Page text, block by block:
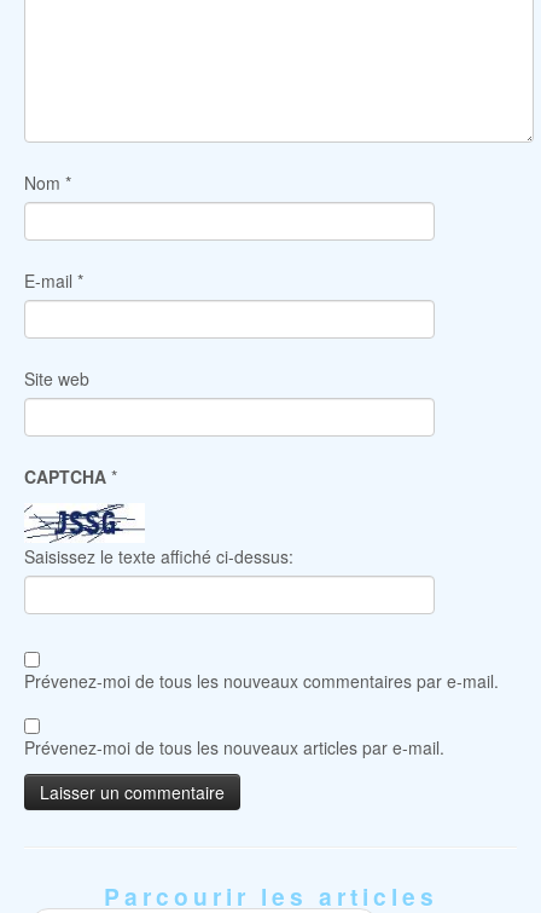
Nom *
E-mail *
Site web
CAPTCHA *
Saisissez le texte affiché ci-dessus:
Prévenez-moi de tous les nouveaux commentaires par e-mail.
Prévenez-moi de tous les nouveaux articles par e-mail.
Parcourir les articles